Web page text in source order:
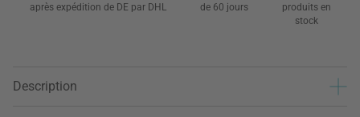
après expédition de DE par DHL
de 60 jours
produits en
stock
Description